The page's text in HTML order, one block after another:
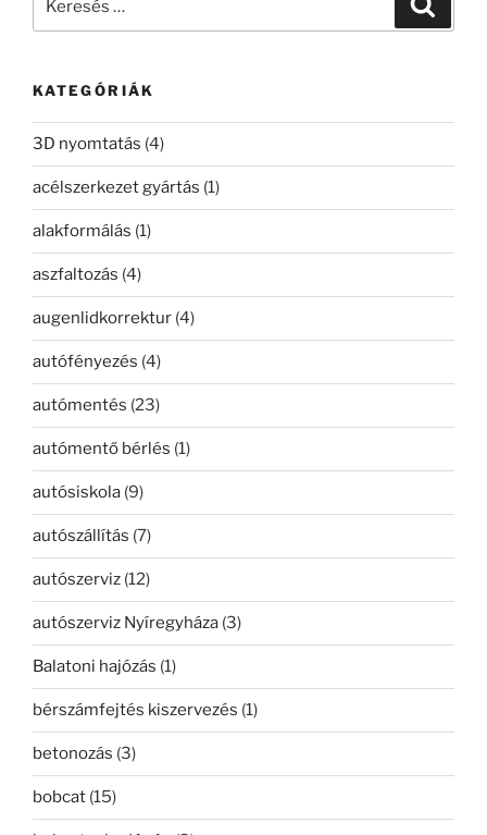
KATEGÓRIÁK
3D nyomtatás (4)
acélszerkezet gyártás (1)
alakformálás (1)
aszfaltozás (4)
augenlidkorrektur (4)
autófényezés (4)
autómentés (23)
autómentő bérlés (1)
autósiskola (9)
autószállítás (7)
autószerviz (12)
autószerviz Nyíregyháza (3)
Balatoni hajózás (1)
bérszámfejtés kiszervezés (1)
betonozás (3)
bobcat (15)